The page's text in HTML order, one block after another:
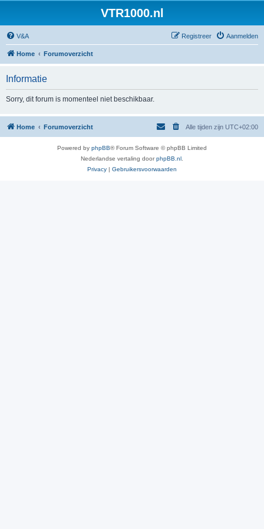
VTR1000.nl
V&A Aanmelden
Registreer
Home Forumoverzicht
Informatie
Sorry, dit forum is momenteel niet beschikbaar.
Home Forumoverzicht Alle tijden zijn UTC+02:00
Powered by phpBB® Forum Software © phpBB Limited
Nederlandse vertaling doorphpBB.nl
Privacy | Gebruikersvoorwaarden